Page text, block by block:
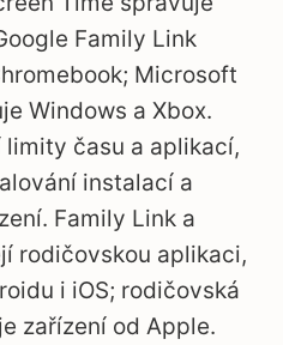
Family Link
Microsoft
Windows a Xbox.
času a aplikací,
instalací a
Family Link a
rodičovskou aplikaci,
i iOS; rodičovská
zařízení od Apple.